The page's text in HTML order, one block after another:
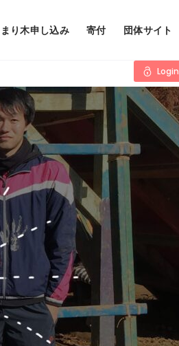
り木申し込み 寄付 団体サイト
Login